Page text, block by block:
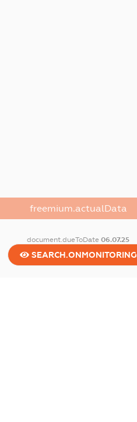
freemium.actualData
document.dueToDate06.07.25
SEARCH.ONMONITORING